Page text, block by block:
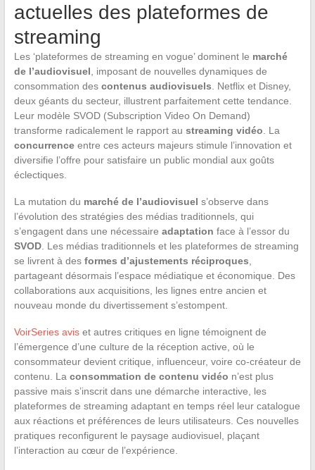
actuelles des plateformes de
streaming
Les ‘plateformes de streaming en vogue’ dominent le marché
de l’audiovisuel , imposant de nouvelles dynamiques de
consommation des contenus audiovisuels . Netflix et Disney,
deux géants du secteur, illustrent parfaitement cette tendance.
Leur modèle SVOD (Subscription Video On Demand)
transforme radicalement le rapport au streaming vidéo . La
concurrenceentre ces acteurs majeurs stimule l’innovation et
diversifie l’offre pour satisfaire un public mondial aux goûts
éclectiques.
La mutation du marché de l’audiovisuel s’observe dans
l’évolution des stratégies des médias traditionnels, qui
s’engagent dans une nécessaire adaptation face à l’essor du
SVOD. Les médias traditionnels et les plateformes de streaming
se livrent à des formes d’ajustements réciproques
partageant désormais l’espace médiatique et économique. Des
collaborations aux acquisitions, les lignes entre ancien et
nouveau monde du divertissement s’estompent.
VoirSeries aviset autres critiques en ligne témoignent de
l’émergence d’une culture de la réception active, où le
consommateur devient critique, influenceur, voire co-créateur de
contenu. La consommation de contenu vidéo n’est plus
passive mais s’inscrit dans une démarche interactive, les
plateformes de streaming adaptant en temps réel leur catalogue
aux réactions et préférences de leurs utilisateurs. Ces nouvelles
pratiques reconfigurent le paysage audiovisuel, plaçant
l’interaction au cœur de l’expérience.